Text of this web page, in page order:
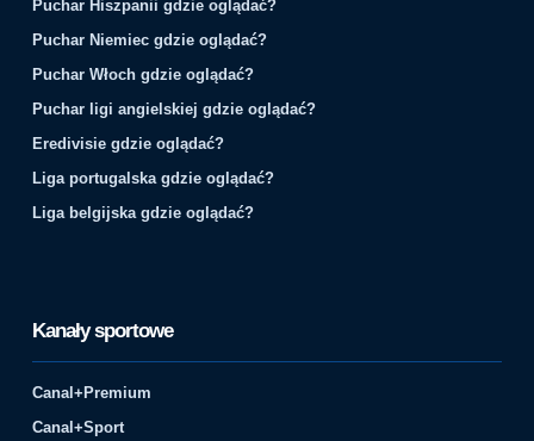
Puchar Hiszpanii gdzie oglądać?
Puchar Niemiec gdzie oglądać?
Puchar Włoch gdzie oglądać?
Puchar ligi angielskiej gdzie oglądać?
Eredivisie gdzie oglądać?
Liga portugalska gdzie oglądać?
Liga belgijska gdzie oglądać?
Kanały sportowe
Canal+Premium
Canal+Sport